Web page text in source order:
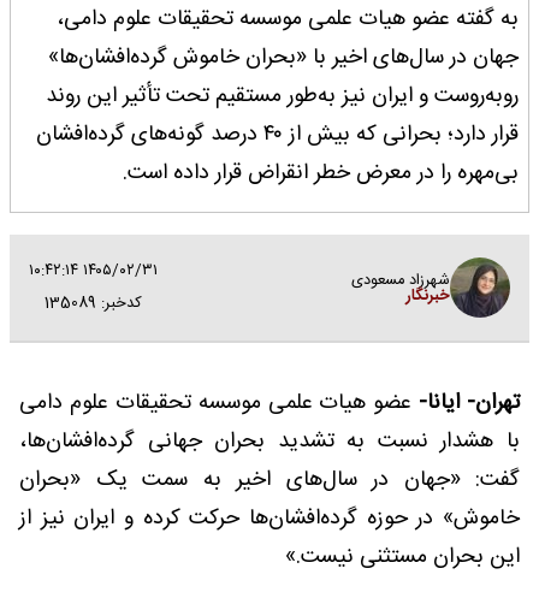
به گفته عضو هیات علمی موسسه تحقیقات علوم دامی،
جهان در سال‌های اخیر با «بحران خاموش گرده‌افشان‌ها»
روبه‌روست و ایران نیز به‌طور مستقیم تحت تأثیر این روند
قرار دارد؛ بحرانی که بیش از ۴۰ درصد گونه‌های گرده‌افشان
بی‌مهره را در معرض خطر انقراض قرار داده است.
شهرزاد مسعودی
خبرنگار
۱۴۰۵/۰۲/۳۱ ۱۰:۴۲:۱۴
کدخبر: 135089
تهران- ایانا- عضو هیات علمی موسسه تحقیقات علوم دامی
با هشدار نسبت به تشدید بحران جهانی گرده‌افشان‌ها،
گفت: «جهان در سال‌های اخیر به سمت یک «بحران
خاموش» در حوزه گرده‌افشان‌ها حرکت کرده و ایران نیز از
این بحران مستثنی نیست.»